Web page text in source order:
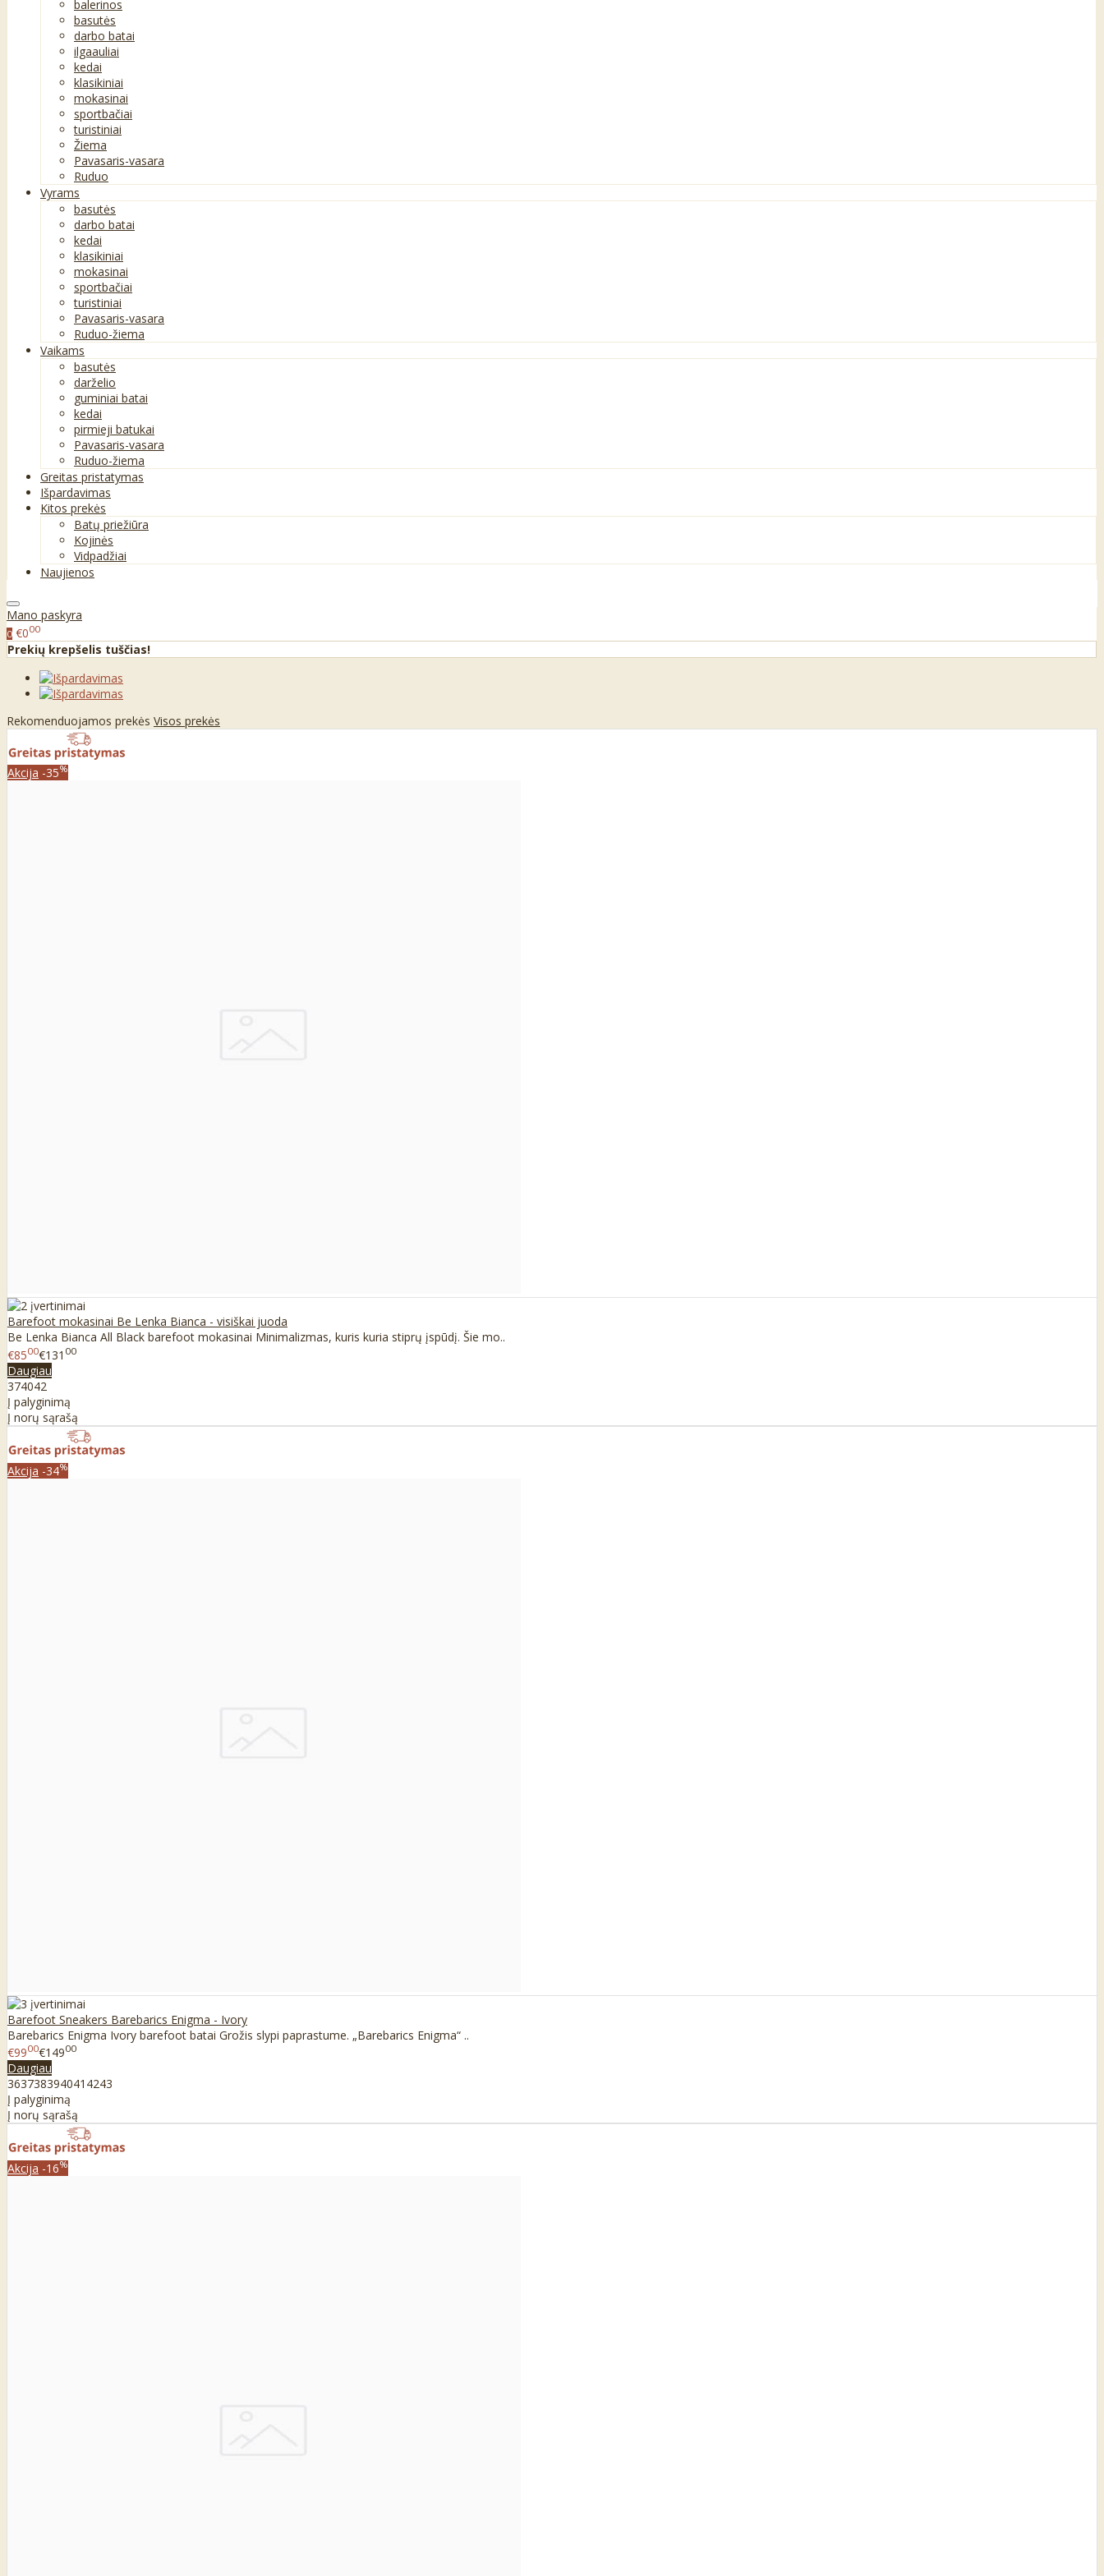
balerinos
basutės
darbo batai
ilgaauliai
kedai
klasikiniai
mokasinai
sportbačiai
turistiniai
Žiema
Pavasaris-vasara
Ruduo
Vyrams
basutės
darbo batai
kedai
klasikiniai
mokasinai
sportbačiai
turistiniai
Pavasaris-vasara
Ruduo-žiema
Vaikams
basutės
darželio
guminiai batai
kedai
pirmieji batukai
Pavasaris-vasara
Ruduo-žiema
Greitas pristatymas
Išpardavimas
Kitos prekės
Batų priežiūra
Kojinės
Vidpadžiai
Naujienos
Mano paskyra
0 €000
Prekių krepšelis tuščias!
Rekomenduojamos prekės Visos prekės
Akcija -35%
Barefoot mokasinai Be Lenka Bianca - visiškai juoda
Be Lenka Bianca All Black barefoot mokasinai Minimalizmas, kuris kuria stiprų įspūdį. Šie mo..
€8500€131 00
Daugiau
374042
Į palyginimą
Į norų sąrašą
Akcija -34%
Barefoot Sneakers Barebarics Enigma - Ivory
Barebarics Enigma Ivory barefoot batai Grožis slypi paprastume. „Barebarics Enigma“ ..
€9900€14900
Daugiau
363738394041 4243
Į palyginimą
Į norų sąrašą
Akcija -16%